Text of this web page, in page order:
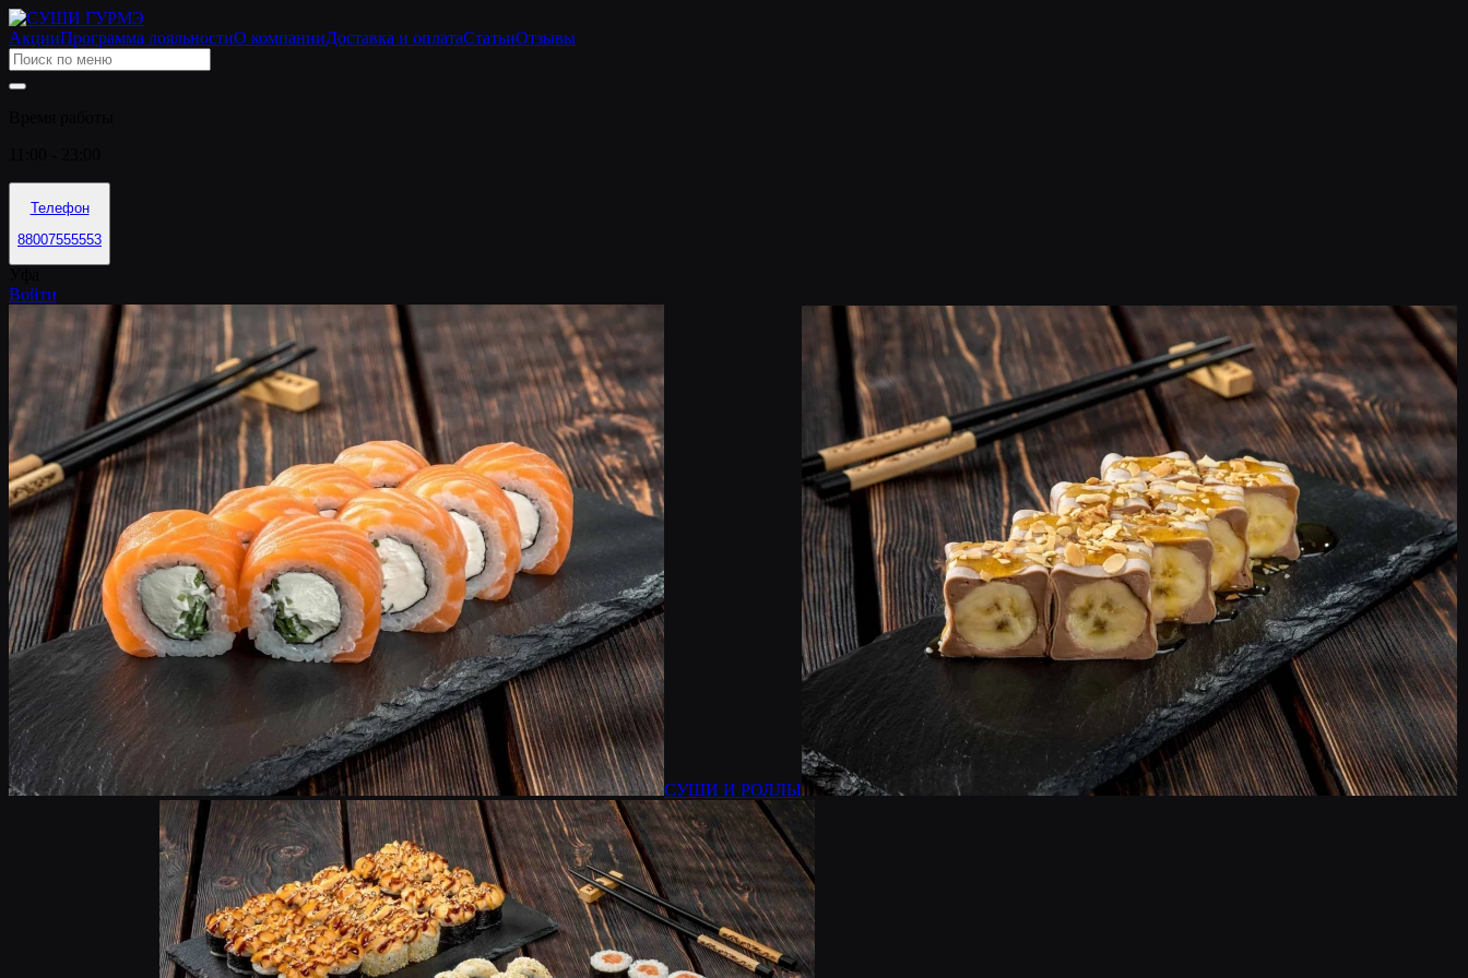
АкцииПрограмма лояльностиО компанииДоставка и оплатаСтатьиОтзывы
Телефон
88007555553
Войти
СУШИ И РОЛЛЫ